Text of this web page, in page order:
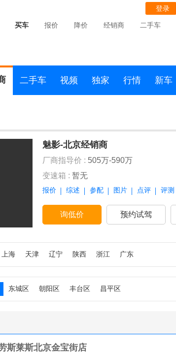
登录
买车 报价 降价 经销商 二手车
二手车 视频 独家 行情 新车
魅影-北京经销商
厂商指导价 : 505万-590万
变速箱 : 暂无
报价 综述 参配 图片 点评 评测
询低价 预约试驾
上海 天津 辽宁 陕西 浙江 广东
东城区 朝阳区 丰台区 昌平区
斯莱斯北京金宝街店